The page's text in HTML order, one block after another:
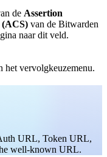
de Assertion
(ACS) van de Bitwarden
naar dit veld.
het vervolgkeuzemenu.
URL, Token URL,
well-known URL.